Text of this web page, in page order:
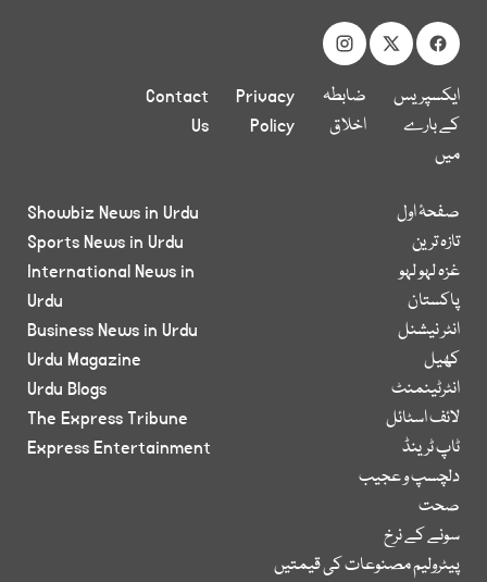
ایکسپریس
کے بارے
میں
ضابطہ
اخلاق
Privacy
Policy
Contact
Us
صفحۂ اول
تازہ ترین
غزہ لہو لہو
پاکستان
انٹر نیشنل
کھیل
انٹرٹینمنٹ
لائف اسٹائل
ٹاپ ٹرینڈ
دلچسپ و عجیب
صحت
سونے کے نرخ
پیٹرولیم مصنوعات کی قیمتیں
Showbiz News in Urdu
Sports News in Urdu
International News in
Urdu
Business News in Urdu
Urdu Magazine
Urdu Blogs
The Express Tribune
Express Entertainment